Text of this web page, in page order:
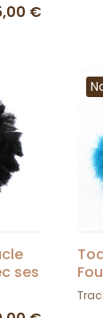
€
ses